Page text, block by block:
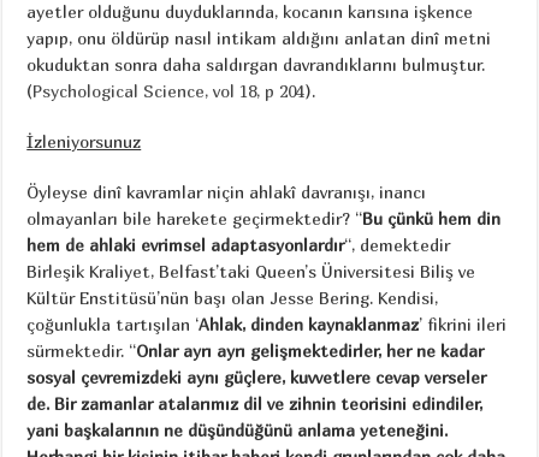
ayetler olduğunu duyduklarında, kocanın karısına işkence
yapıp, onu öldürüp nasıl intikam aldığını anlatan dinî metni
okuduktan sonra daha saldırgan davrandıklarını bulmuştur.
(Psychological Science, vol 18, p 204).
İzleniyorsunuz
Öyleyse dinî kavramlar niçin ahlakî davranışı, inancı
olmayanları bile harekete geçirmektedir? “Bu çünkü hem din
hem de ahlaki evrimsel adaptasyonlardır“, demektedir
Birleşik Kraliyet, Belfast’taki Queen’s Üniversitesi Biliş ve
Kültür Enstitüsü’nün başı olan Jesse Bering. Kendisi,
çoğunlukla tartışılan ‘Ahlak, dinden kaynaklanmaz’ fikrini ileri
sürmektedir. “Onlar ayrı ayrı gelişmektedirler, her ne kadar
sosyal çevremizdeki aynı güçlere, kuvvetlere cevap verseler
de. Bir zamanlar atalarımız dil ve zihnin teorisini edindiler,
yani başkalarının ne düşündüğünü anlama yeteneğini.